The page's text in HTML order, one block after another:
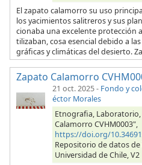
El zapato calamorro su uso
los yacimientos salitreros y sus
cionaba una excelente protección
tilizaban, cosa esencial debido a
gráficas y climáticas del desierto.
Zapato Calamorro
21 oct. 2025- Fondo y
éctor Morales
Etnografia, Laboratorio,
Calamorro CVHM0003",
https://doi.org/
Repositorio de datos
Universidad de Chile, V2